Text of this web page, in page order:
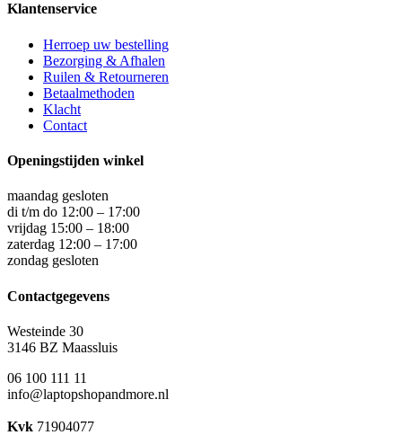
Klantenservice
Herroep uw bestelling
Bezorging & Afhalen
Ruilen & Retourneren
Betaalmethoden
Klacht
Contact
Openingstijden winkel
maandag gesloten
di t/m do 12:00 – 17:00
vrijdag 15:00 – 18:00
zaterdag 12:00 – 17:00
zondag gesloten
Contactgegevens
Westeinde 30
3146 BZ Maassluis
06 100 111 11
info@laptopshopandmore.nl
Kvk 71904077